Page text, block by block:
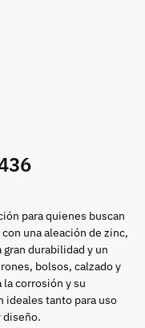
para quienes buscan
una aleación de zinc,
durabilidad y un
bolsos, calzado y
la corrosión y su
tanto para uso
diseño.